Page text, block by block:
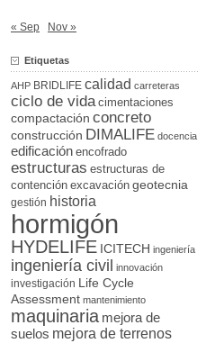
« Sep Nov »
Etiquetas
AHP BRIDLIFE calidad carreteras
ciclo de vida cimentaciones
compactación concreto
construcción DIMALIFE docencia
edificación encofrado
estructuras estructuras de
contención excavación geotecnia
gestión historia
hormigón
HYDELIFE ICITECH ingeniería
ingeniería civil innovación
investigación
Life Cycle
Assessment mantenimiento
maquinaria mejora de
suelos mejora de terrenos